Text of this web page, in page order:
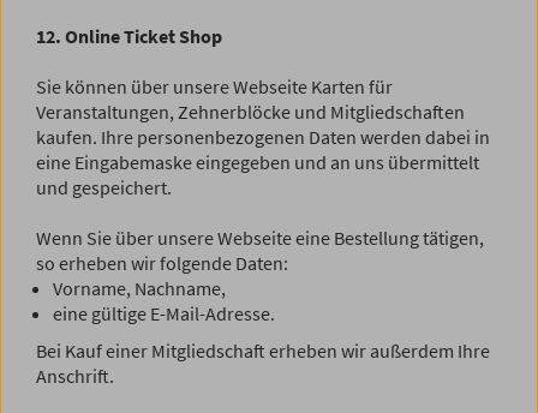
12. Online Ticket Shop
Sie können über unsere Webseite Karten für
Veranstaltungen, Zehnerblöcke und Mitgliedschaften
kaufen. Ihre personenbezogenen Daten werden dabei in
eine Eingabemaske eingegeben und an uns übermittelt
und gespeichert.
Wenn Sie über unsere Webseite eine Bestellung tätigen,
so erheben wir folgende Daten:
Vorname, Nachname,
eine gültige E-Mail-Adresse.
Bei Kauf einer Mitgliedschaft erheben wir außerdem Ihre
Anschrift.